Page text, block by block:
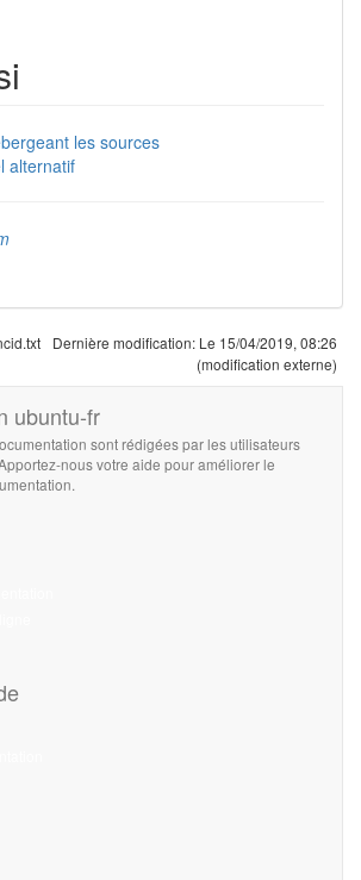
les sources
alternatif
Dernière modification: Le 15/04/2019, 08:26
(modification externe)
ubuntu-fr
sont rédigées par les utilisateurs
nous votre aide pour améliorer le